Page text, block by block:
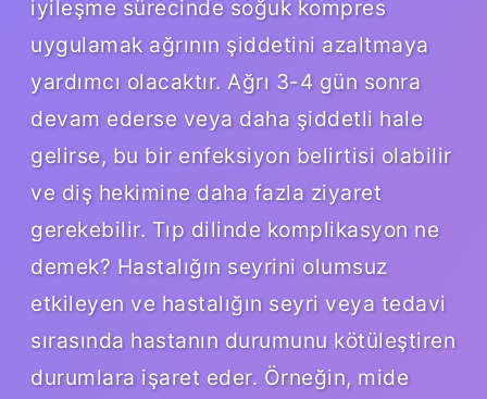
iyileşme sürecinde soğuk kompres
uygulamak ağrının şiddetini azaltmaya
yardımcı olacaktır. Ağrı 3-4 gün sonra
devam ederse veya daha şiddetli hale
gelirse, bu bir enfeksiyon belirtisi olabilir
ve diş hekimine daha fazla ziyaret
gerekebilir. Tıp dilinde komplikasyon ne
demek? Hastalığın seyrini olumsuz
etkileyen ve hastalığın seyri veya tedavi
sırasında hastanın durumunu kötüleştiren
durumlara işaret eder. Örneğin, mide